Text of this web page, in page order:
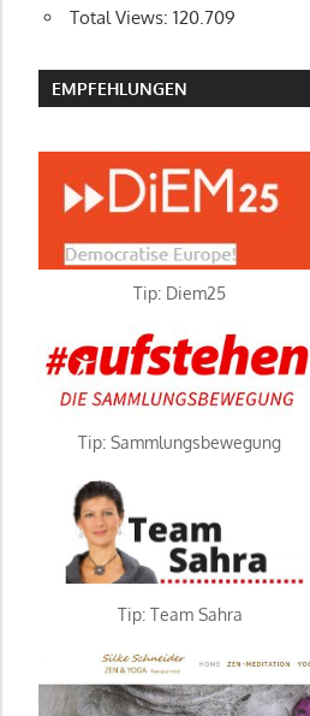
Total Views: 120.709
EMPFEHLUNGEN
Tip: Diem25
Tip: Sammlungsbewegung
Tip: Team Sahra